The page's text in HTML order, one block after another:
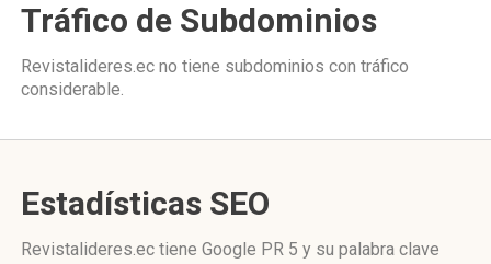
Tráfico de Subdominios
Revistalideres.ec no tiene subdominios con tráfico
considerable.
Estadísticas SEO
Revistalideres.ec tiene Google PR 5 y su palabra clave